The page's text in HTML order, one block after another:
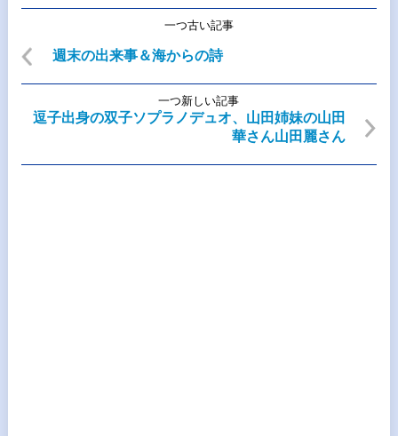
一つ古い記事
週末の出来事＆海からの詩
一つ新しい記事
逗子出身の双子ソプラノデュオ、山田姉妹の山田
華さん山田麗さん